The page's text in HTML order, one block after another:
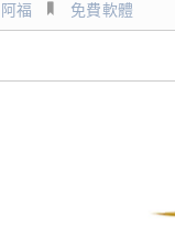
阿福 免費軟體